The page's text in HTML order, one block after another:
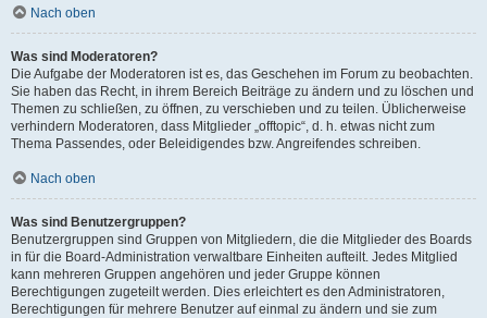
Nach oben
Was sind Moderatoren?
Die Aufgabe der Moderatoren ist es, das Geschehen im Forum zu beobachten.
Sie haben das Recht, in ihrem Bereich Beiträge zu ändern und zu löschen und
Themen zu schließen, zu öffnen, zu verschieben und zu teilen. Üblicherweise
verhindern Moderatoren, dass Mitglieder „offtopic“, d. h. etwas nicht zum
Thema Passendes, oder Beleidigendes bzw. Angreifendes schreiben.
Nach oben
Was sind Benutzergruppen?
Benutzergruppen sind Gruppen von Mitgliedern, die die Mitglieder des Boards
in für die Board-Administration verwaltbare Einheiten aufteilt. Jedes Mitglied
kann mehreren Gruppen angehören und jeder Gruppe können
Berechtigungen zugeteilt werden. Dies erleichtert es den Administratoren,
Berechtigungen für mehrere Benutzer auf einmal zu ändern und sie zum